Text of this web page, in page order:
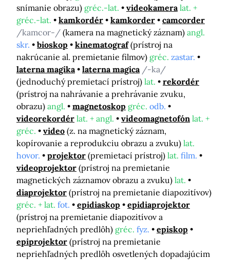
snímanie obrazu) gréc.-lat. videokamera lat. +
gréc.-lat.
kamkordér kamkorder
camcorder
/kamcor-/ (kamera na magnetický záznam) angl.
skr.
bioskop kinematograf (prístroj na
nakrúcanie al. premietanie filmov) gréc. zastar.
laterna magika
laterna magica /-ka/
(jednoduchý premietací prístroj) lat.
rekordér
(prístroj na nahrávanie a prehrávanie zvuku,
obrazu) angl. magnetoskop gréc. odb.
videorekordér lat. + angl. videomagnetofón lat. +
gréc.
video (z. na magnetický záznam,
kopírovanie a reprodukciu obrazu a zvuku) lat.
hovor.
projektor (premietací prístroj) lat. film.
videoprojektor (prístroj na premietanie
magnetických záznamov obrazu a zvuku) lat.
diaprojektor (prístroj na premietanie diapozitívov)
gréc. + lat. fot. epidiaskop
epidiaprojektor
(prístroj na premietanie diapozitívov a
nepriehľadných predlôh) gréc. fyz.
episkop
epiprojektor (prístroj na premietanie
nepriehľadných predlôh osvetlených dopadajúcim